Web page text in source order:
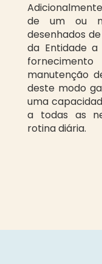
de um ou
desenhados
da Entidade
manutenção
deste modo
uma
a todas as
rotina diária.